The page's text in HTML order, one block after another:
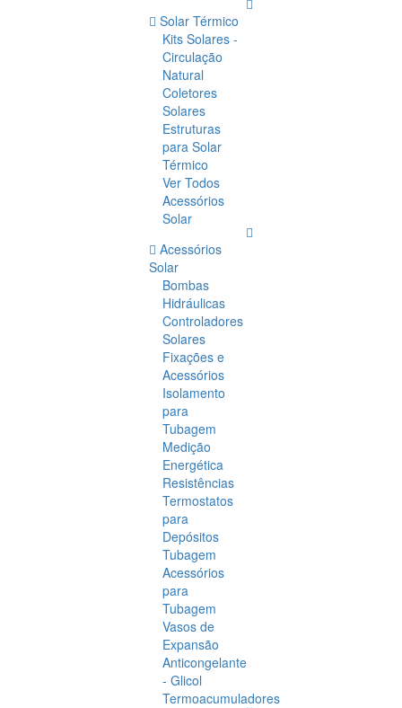
Solar Térmico
Kits Solares -
Circulação
Natural
Coletores
Solares
Estruturas
para Solar
Térmico
Ver Todos
Acessórios
Solar
Acessórios
Solar
Bombas
Hidráulicas
Controladores
Solares
Fixações e
Acessórios
Isolamento
para
Tubagem
Medição
Energética
Resistências
Termostatos
para
Depósitos
Tubagem
Acessórios
para
Tubagem
Vasos de
Expansão
Anticongelante
- Glicol
Termoacumuladores